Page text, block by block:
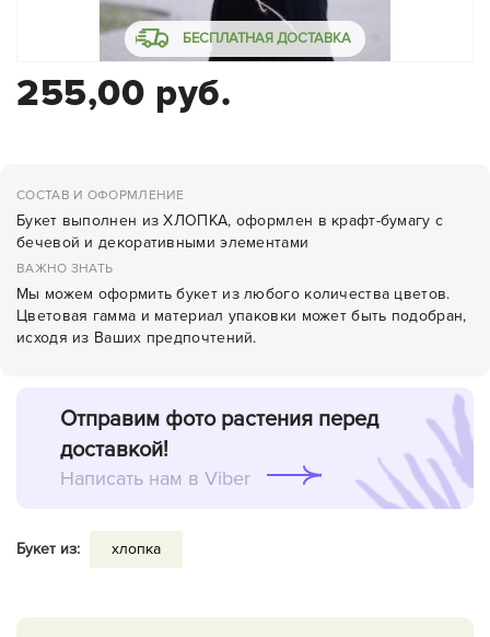
БЕСПЛАТНАЯ ДОСТАВКА
255,00 руб.
СОСТАВ И ОФОРМЛЕНИЕ
Букет выполнен из ХЛОПКА, оформлен в крафт-бумагу с
бечевой и декоративными элементами
ВАЖНО ЗНАТЬ
Мы можем оформить букет из любого количества цветов.
Цветовая гамма и материал упаковки может быть подобран,
исходя из Ваших предпочтений.
Отправим фото растения перед
доставкой!
Написать нам в Viber
Букет из: хлопка